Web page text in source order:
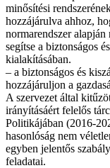
minősítési
hozzájárulva ahhoz,
normarendszer
segítse a biztonságos
kialakításában.
– a biztonságos és
hozzájáruljon a
A szervezet által
irányításáért felelős
Politikájában (2016-
hasonlóság nem
egyben jelentős
feladatai.